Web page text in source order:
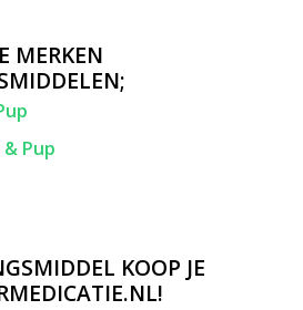
MERKEN
Pup
KOOP JE